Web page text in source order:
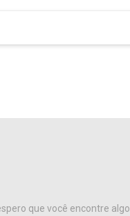
que você encontre algo